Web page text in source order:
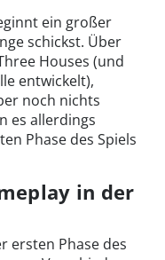
ein großer
schickst. Über
Houses (und
entwickelt),
noch nichts
es allerdings
Phase des Spiels
in der
ersten Phase des